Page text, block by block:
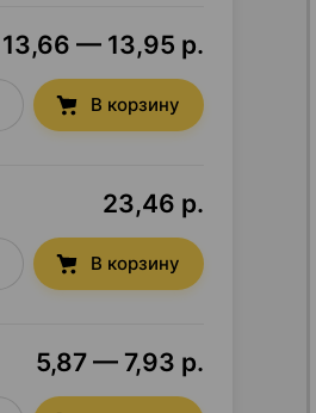
13,66 — 13,95 р.
В корзину
23,46 р.
В корзину
5,87 — 7,93 р.